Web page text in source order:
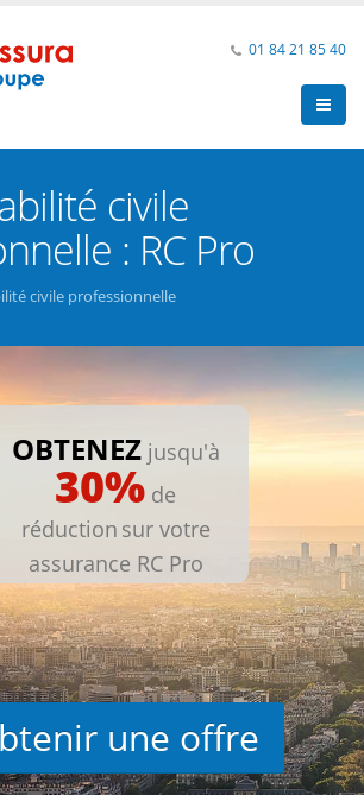
01 84 21 85 40
civile
: RC Pro
civile professionnelle
OBTENEZjusqu'à
30% de
réduction sur votre
assurance RC Pro
une offre